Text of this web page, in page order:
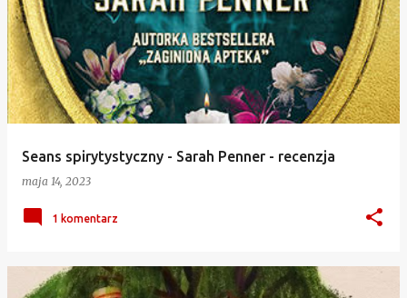
Seans spirytystyczny - Sarah Penner - recenzja
maja 14, 2023
1 komentarz